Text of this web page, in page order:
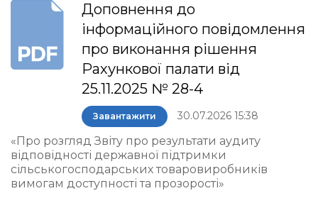
Доповнення до
інформаційного повідомлення
про виконання рішення
Рахункової палати від
25.11.2025 № 28-4
Завантажити 30.07.2026 15:38
«Про розгляд Звіту про результати аудиту
відповідності державної підтримки
сільськогосподарських товаровиробників
вимогам доступності та прозорості»